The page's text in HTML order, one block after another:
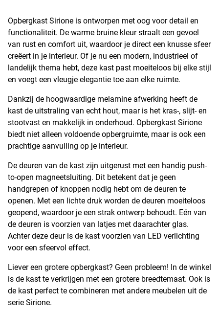
Opbergkast Sirione is ontworpen met oog voor detail en
functionaliteit. De warme bruine kleur straalt een gevoel
van rust en comfort uit, waardoor je direct een knusse sfeer
creëert in je interieur. Of je nu een modern, industrieel of
landelijk thema hebt, deze kast past moeiteloos bij elke stijl
en voegt een vleugje elegantie toe aan elke ruimte.
Dankzij de hoogwaardige melamine afwerking heeft de
kast de uitstraling van echt hout, maar is het kras-, slijt- en
stootvast en makkelijk in onderhoud. Opbergkast Sirione
biedt niet alleen voldoende opbergruimte, maar is ook een
prachtige aanvulling op je interieur.
De deuren van de kast zijn uitgerust met een handig push-
to-open magneetsluiting. Dit betekent dat je geen
handgrepen of knoppen nodig hebt om de deuren te
openen. Met een lichte druk worden de deuren moeiteloos
geopend, waardoor je een strak ontwerp behoudt. Eén van
de deuren is voorzien van latjes met daarachter glas.
Achter deze deur is de kast voorzien van LED verlichting
voor een sfeervol effect.
Liever een grotere opbergkast? Geen probleem! In de winkel
is de kast te verkrijgen met een grotere breedtemaat. Ook is
de kast perfect te combineren met andere meubelen uit de
serie Sirione.